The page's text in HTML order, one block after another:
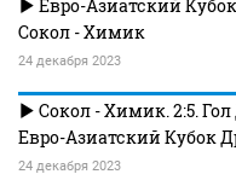
Евро-Азиатский
Сокол - Химик
24 декабря 2023
Сокол - Химик. 2:5.
Евро-Азиатский Кубок
24 декабря 2023